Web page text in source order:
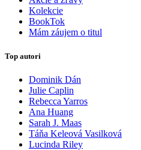
Kolekcie
BookTok
Mám záujem o titul
Top autori
Dominik Dán
Julie Caplin
Rebecca Yarros
Ana Huang
Sarah J. Maas
Táňa Keleová Vasilková
Lucinda Riley